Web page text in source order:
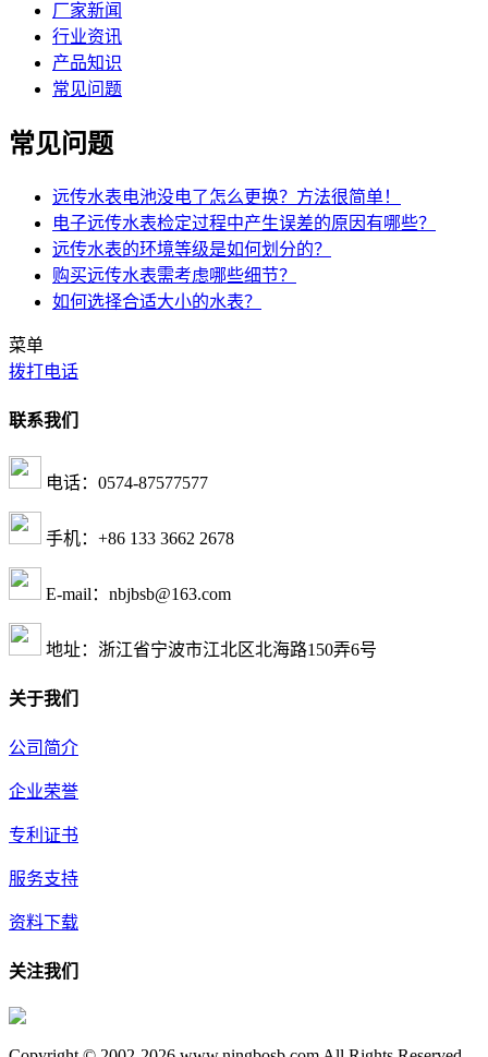
厂家新闻
行业资讯
产品知识
常见问题
常见问题
远传水表电池没电了怎么更换？方法很简单！
电子远传水表检定过程中产生误差的原因有哪些？
远传水表的环境等级是如何划分的？
购买远传水表需考虑哪些细节？
如何选择合适大小的水表？
菜单
拨打电话
联系我们
电话：0574-87577577
手机：+86 133 3662 2678
E-mail：nbjbsb@163.com
地址：浙江省宁波市江北区北海路150弄6号
关于我们
公司简介
企业荣誉
专利证书
服务支持
资料下载
关注我们